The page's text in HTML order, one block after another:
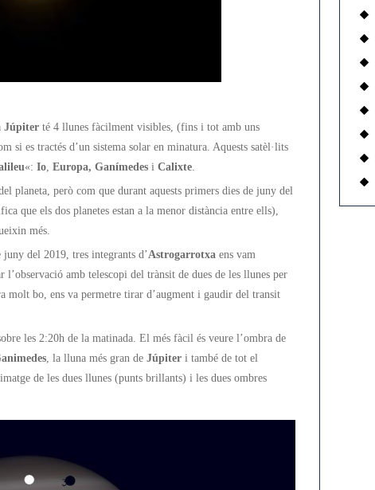
Júpiter té 4 llunes fàcilment visibles, (fins i tot amb uns
si es tractés d’un sistema solar en minatura. Aquests satèl·lits
«: Io, Europa, Ganímedes i Calixte.
planeta, però com que durant aquests primers dies de juny del
que els dos planetes estan a la menor distància entre ells),
més.
del 2019, tres integrants d’Astrogarrotxa ens vam
l’observació amb telescopi del trànsit de dues de les llunes per
molt bo, ens va permetre tirar d’augment i gaudir del transit
les 2:20h de la matinada. El més fàcil és veure l’ombra de
, la lluna més gran de Júpiter i també de tot el
de les dues llunes (punts brillants) i les dues ombres